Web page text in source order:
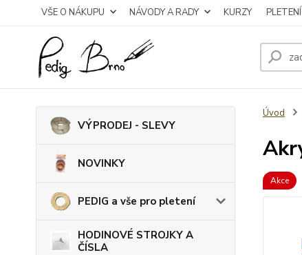
VŠE O NÁKUPU NÁVODY A RADY KURZY
VÝPRODEJ - SLEVY
NOVINKY
PEDIG a vše pro pletení
HODINOVÉ STROJKY A
ČÍSLA
Úvod
Akce